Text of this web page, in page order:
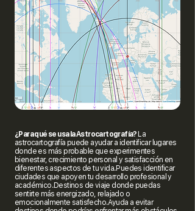
¿Para qué se usa la Astrocartografía? La
astrocartografía puede ayudar a identificar lugares
donde es más probable que experimentes
bienestar, crecimiento personal y satisfacción en
diferentes aspectos de tu vida.Puedes identificar
ciudades que apoyen tu desarrollo profesional y
académico.Destinos de viaje donde puedas
sentirte más energizado, relajado o
emocionalmente satisfecho.Ayuda a evitar